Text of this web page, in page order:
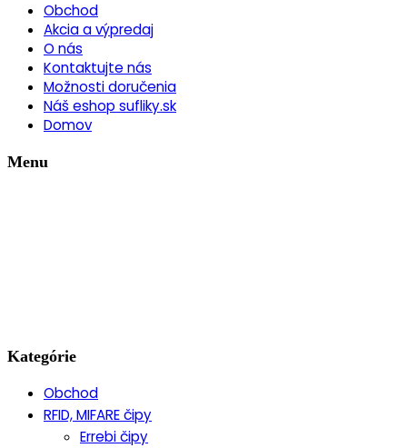
Obchod
Akcia a výpredaj
O nás
Kontaktujte nás
Možnosti doručenia
Náš eshop sufliky.sk
Domov
Menu
Kategórie
Obchod
RFID, MIFARE čipy
Errebi čipy